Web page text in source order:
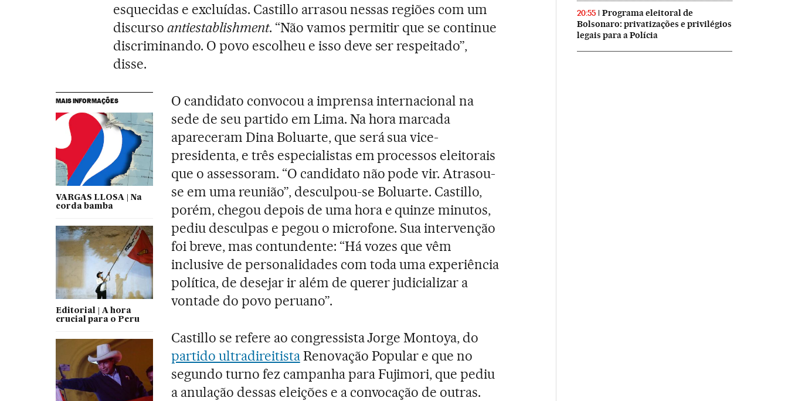
esquecidas e excluídas. Castillo arrasou nessas regiões com um
discursoantiestablishment. “Não vamos permitir que se continue
discriminando. O povo escolheu e isso deve ser respeitado”,
disse.
MAIS INFORMAÇÕES
VARGAS LLOSA | Na
corda bamba
Editorial | A hora
crucial para o Peru
O candidato convocou a imprensa internacional na
sede de seu partido em Lima. Na hora marcada
apareceram Dina Boluarte, que será sua vice-
presidenta, e três especialistas em processos eleitorais
que o assessoram. “O candidato não pode vir. Atrasou-
se em uma reunião”, desculpou-se Boluarte. Castillo,
porém, chegou depois de uma hora e quinze minutos,
pediu desculpas e pegou o microfone. Sua intervenção
foi breve, mas contundente: “Há vozes que vêm
inclusive de personalidades com toda uma experiência
política, de desejar ir além de querer judicializar a
vontade do povo peruano”.
Castillo se refere ao congressista Jorge Montoya, do
partido ultradireitistaRenovação Popular e que no
segundo turno fez campanha para Fujimori, que pediu
a anulação dessas eleições e a convocação de outras.
20:55
Programa eleitoral de
Bolsonaro: privatizações e privilégios
legais para a Polícia